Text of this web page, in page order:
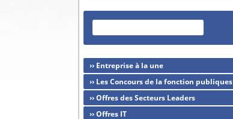
›› Entreprise à la une
›› Les Concours de la fonction publiques
›› Offres des Secteurs Leaders
›› Offres IT